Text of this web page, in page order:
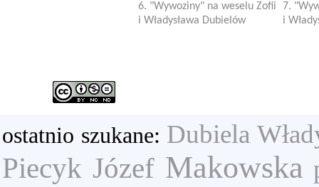
6. "Wywoziny" na weselu Zofii
i Władysława Dubielów
7.
i
ostatnio szukane: Dubiela
Piecyk Józef Makowska